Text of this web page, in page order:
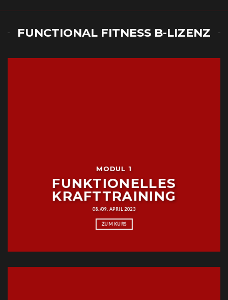
FUNCTIONAL FITNESS B-LIZENZ
MODUL 1
FUNKTIONELLES
KRAFTTRAINING
08./09. APRIL 2023
ZUM KURS